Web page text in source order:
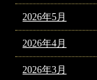
2026年5月
2026年4月
2026年3月